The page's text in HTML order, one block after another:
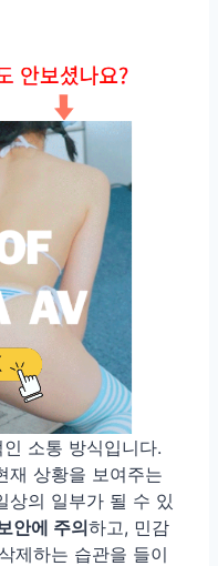
소통 방식입니다.
재 상황을 보여주는
상의 일부가 될 수 있
안에 주의하고, 민감
제하는 습관을 들이